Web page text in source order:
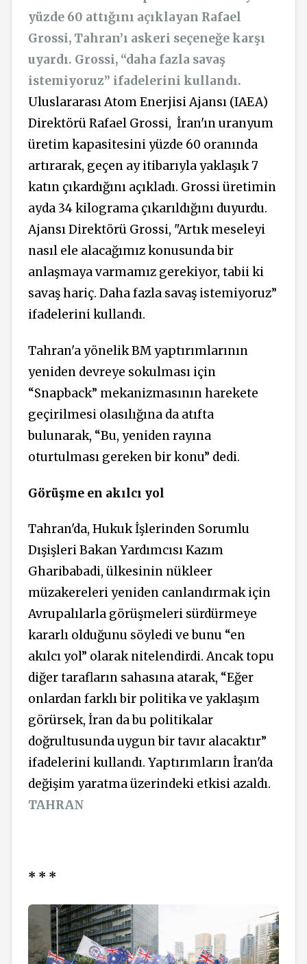
yüzde 60 attığını açıklayan Rafael
Grossi, Tahran’ı askeri seçeneğe karşı
uyardı. Grossi, “daha fazla savaş
istemiyoruz” ifadelerini kullandı.
Uluslararası Atom Enerjisi Ajansı (IAEA)
Direktörü Rafael Grossi, İran'ın uranyum
üretim kapasitesini yüzde 60 oranında
artırarak, geçen ay itibarıyla yaklaşık 7
katın çıkardığını açıkladı. Grossi üretimin
ayda 34 kilograma çıkarıldığını duyurdu.
Ajansı Direktörü Grossi, "Artık meseleyi
nasıl ele alacağımız konusunda bir
anlaşmaya varmamız gerekiyor, tabii ki
savaş hariç. Daha fazla savaş istemiyoruz”
ifadelerini kullandı.
Tahran'a yönelik BM yaptırımlarının
yeniden devreye sokulması için
“Snapback” mekanizmasının harekete
geçirilmesi olasılığına da atıfta
bulunarak, “Bu, yeniden rayına
oturtulması gereken bir konu” dedi.
Görüşme en akılcı yol
Tahran'da, Hukuk İşlerinden Sorumlu
Dışişleri Bakan Yardımcısı Kazım
Gharibabadi, ülkesinin nükleer
müzakereleri yeniden canlandırmak için
Avrupalılarla görüşmeleri sürdürmeye
kararlı olduğunu söyledi ve bunu “en
akılcı yol” olarak nitelendirdi. Ancak topu
diğer tarafların sahasına atarak, “Eğer
onlardan farklı bir politika ve yaklaşım
görürsek, İran da bu politikalar
doğrultusunda uygun bir tavır alacaktır”
ifadelerini kullandı. Yaptırımların İran'da
değişim yaratma üzerindeki etkisi azaldı.
TAHRAN
* * *